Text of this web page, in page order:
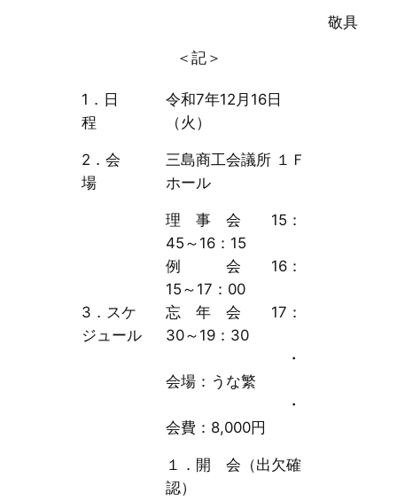
敬具
＜記＞
1．日
程
令和7年12月16日
（火）
2．会
場
三島商工会議所 １Ｆ
ホール
3．スケ
ジュール
理 事 会 15：
45～16：15
例 会 16：
15～17：00
忘 年 会 17：
30～19：30
・
会場：うな繁
・
会費：8,000円
１．開 会（出欠確
認）